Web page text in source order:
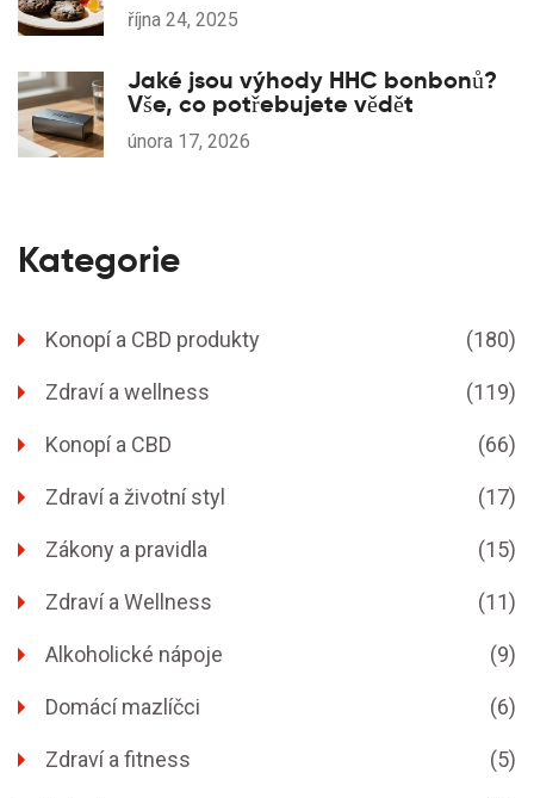
října 24, 2025
Jaké jsou výhody HHC bonbonů?
Vše, co potřebujete vědět
února 17, 2026
Kategorie
Konopí a CBD produkty (180)
Zdraví a wellness (119)
Konopí a CBD (66)
Zdraví a životní styl (17)
Zákony a pravidla (15)
Zdraví a Wellness (11)
Alkoholické nápoje (9)
Domácí mazlíčci (6)
Zdraví a fitness (5)